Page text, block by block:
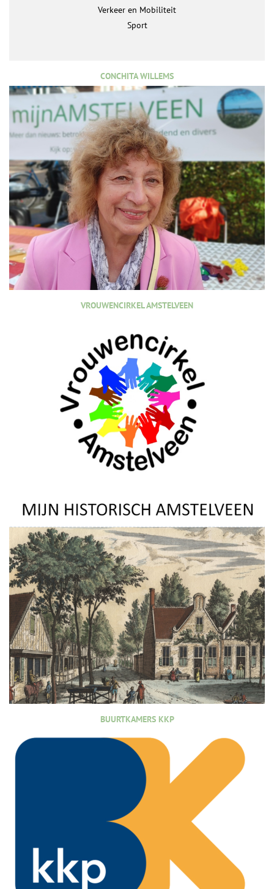
Verkeer en Mobiliteit
Sport
CONCHITA WILLEMS
VROUWENCIRKEL AMSTELVEEN
BUURTKAMERS KKP